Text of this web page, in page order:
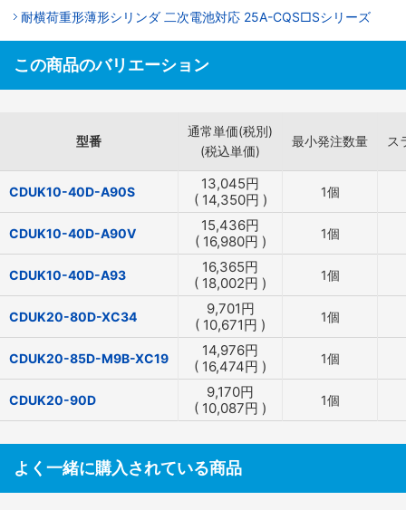
耐横荷重形薄形シリンダ 二次電池対応 25A-CQS□Sシリーズ
この商品のバリエーション
型番
通常単価(税別)
(税込単価)
最小発注数量 ス
CDUK10-40D-A90S 13,045円
( 14,350円 ) 1個
CDUK10-40D-A90V 15,436円
( 16,980円 ) 1個
CDUK10-40D-A93 16,365円
( 18,002円 ) 1個
CDUK20-80D-XC34 9,701円
( 10,671円 ) 1個
CDUK20-85D-M9B-XC19 14,976円
( 16,474円 ) 1個
CDUK20-90D 9,170円
( 10,087円 ) 1個
よく一緒に購入されている商品